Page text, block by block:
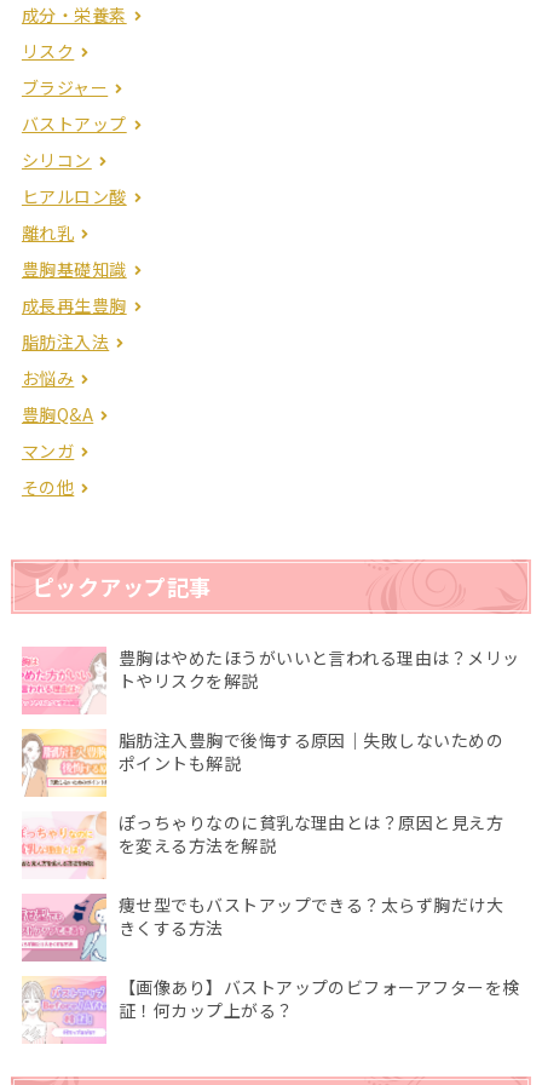
成分・栄養素
リスク
ブラジャー
バストアップ
シリコン
ヒアルロン酸
離れ乳
豊胸基礎知識
成長再生豊胸
脂肪注入法
お悩み
豊胸Q&A
マンガ
その他
ピックアップ記事
豊胸はやめたほうがいいと言われる理由は？メリッ
トやリスクを解説
脂肪注入豊胸で後悔する原因｜失敗しないための
ポイントも解説
ぽっちゃりなのに貧乳な理由とは？原因と見え方
を変える方法を解説
痩せ型でもバストアップできる？太らず胸だけ大
きくする方法
【画像あり】バストアップのビフォーアフターを検
証！何カップ上がる？